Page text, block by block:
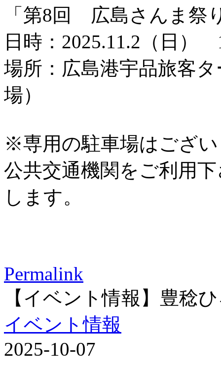
「第8回 広島さんま祭
日時：2025.11.2（日）
場所：広島港宇品旅客
場）
※専用の駐車場はござ
公共交通機関をご利用
します。
Permalink
【イベント情報】豊稔
イベント情報
2025-10-07